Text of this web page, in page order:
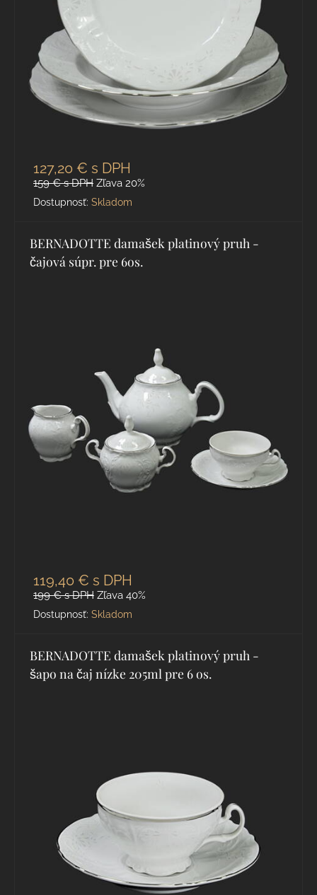
127,20 € s DPH
159 €s DPH Zľava 20%
Dostupnosť: Skladom
BERNADOTTE damašek platinový pruh -
čajová súpr. pre 6os.
119,40 € s DPH
199 €s DPH Zľava 40%
Dostupnosť: Skladom
BERNADOTTE damašek platinový pruh -
šapo na čaj nízke 205ml pre 6 os.